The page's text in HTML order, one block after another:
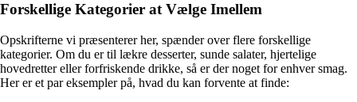
Forskellige Kategorier at Vælge Imellem
Opskrifterne vi præsenterer her, spænder over flere forskellige
kategorier. Om du er til lækre desserter, sunde salater, hjertelige
hovedretter eller forfriskende drikke, så er der noget for enhver smag.
Her er et par eksempler på, hvad du kan forvente at finde: